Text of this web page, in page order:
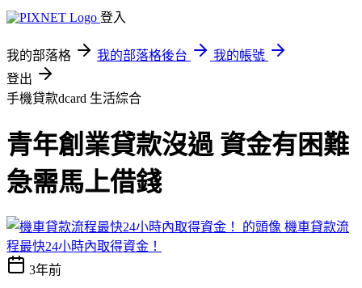
登入
我的部落格 我的部落格後台
我的帳號
登出
手機貸款dcard 生活綜合
青年創業貸款沒過 資金有困難
急需馬上借錢
機車貸款流
程最快24小時內取得資金！
3年前